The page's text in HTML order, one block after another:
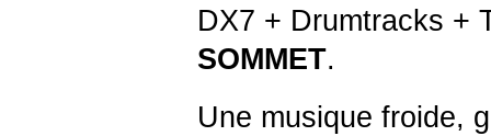
DX7 + Drumtracks +
SOMMET.
Une musique froide,